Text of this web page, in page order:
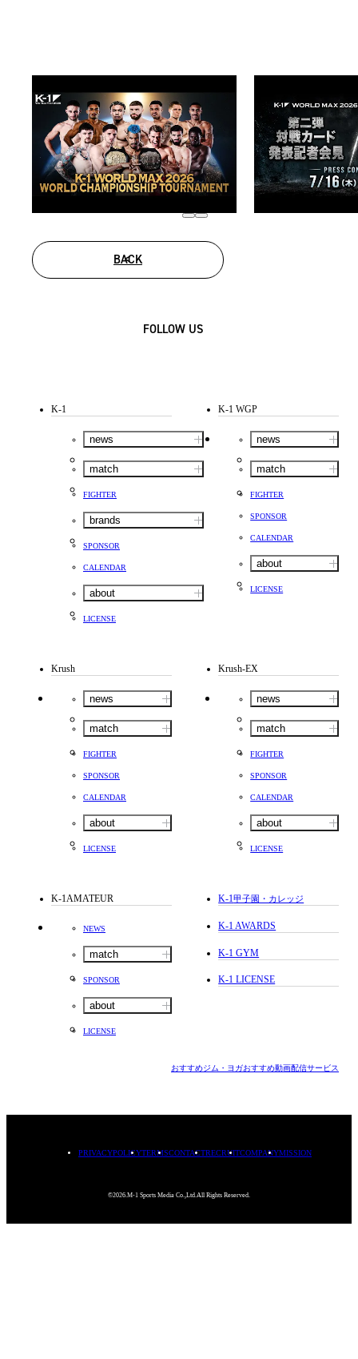
BACK
FOLLOW US
K-1
news
match
FIGHTER
brands
SPONSOR
CALENDAR
about
LICENSE
K-1 WGP
news
match
FIGHTER
SPONSOR
CALENDAR
about
LICENSE
Krush
news
match
FIGHTER
SPONSOR
CALENDAR
about
LICENSE
Krush-EX
news
match
FIGHTER
SPONSOR
CALENDAR
about
LICENSE
K-1AMATEUR
NEWS
match
SPONSOR
about
LICENSE
K-1甲子園・カレッジ
K-1 AWARDS
K-1 GYM
K-1 LICENSE
おすすめジム・ヨガおすすめ動画配信サービス
PRIVACYPOLICYTERMSCONTACTRECRUITCOMPANYMISSION
©2026.M-1 Sports Media Co.,Ltd.All Rights Reserved.